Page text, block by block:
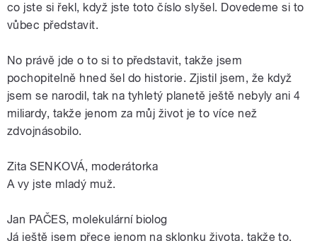
co jste si řekl, když jste toto číslo slyšel. Dovedeme si to
vůbec představit.
No právě jde o to si to představit, takže jsem
pochopitelně hned šel do historie. Zjistil jsem, že když
jsem se narodil, tak na tyhletý planetě ještě nebyly ani 4
miliardy, takže jenom za můj život je to více než
zdvojnásobilo.
Zita SENKOVÁ, moderátorka
A vy jste mladý muž.
Jan PAČES, molekulární biolog
Já ještě jsem přece jenom na sklonku života, takže to,